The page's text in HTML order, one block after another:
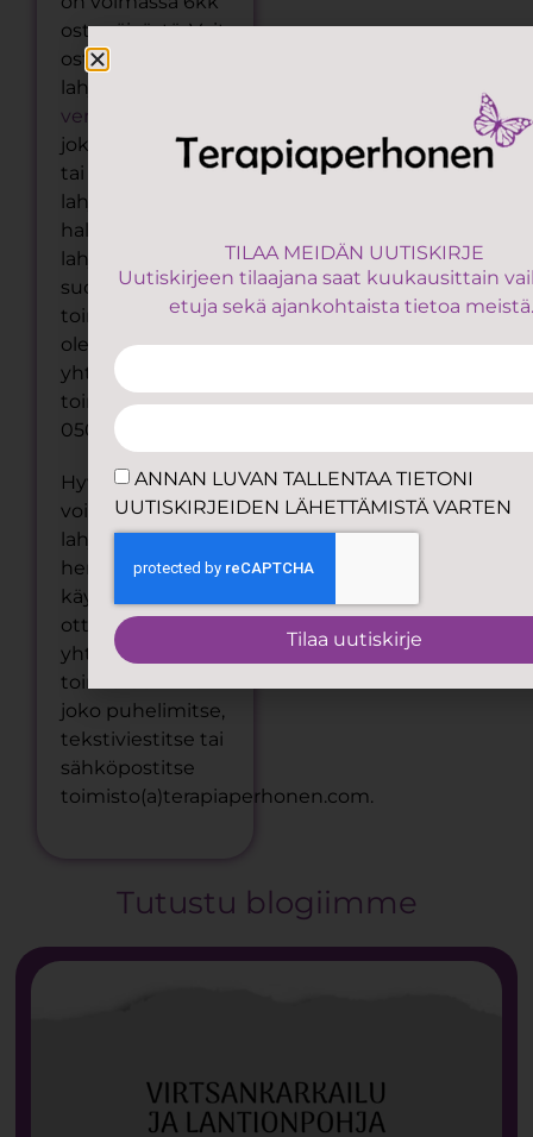
ostopäivästä. Voit
ostaa avoimen
lahjakortin
verkkokaupastamme
joko sähköisenä
tai fyysisenä
lahjakorttina. Jos
haluat ostaa
lahjakortin
suoraan
toimipisteeltämme,
olethan
yhteydessä
toimistoomme p.
050 475 0560.
Hyvinvointiedulla
voit ostaa
lahjakortin
henkilökohtaiseen
käyttöön
ottamalla
yhteyttä
toimistoomme
joko puhelimitse,
tekstiviestitse tai
sähköpostitse
toimisto(a)terapiaperhonen.com.
Tutustu blogiimme
TILAA MEIDÄN UUTISKIRJE
Uutiskirjeen tilaajana saat kuukausittain
etuja sekä ajankohtaista tietoa
ANNAN LUVAN TALLENTAA TIETONI
UUTISKIRJEIDEN LÄHETTÄMISTÄ VARTEN
Tilaa uutiskirje